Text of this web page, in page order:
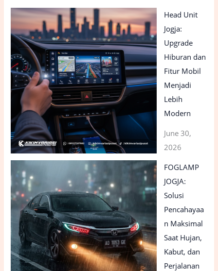
Head Unit
Jogja:
Upgrade
Hiburan dan
Fitur Mobil
Menjadi
Lebih
Modern
June 30,
2026
FOGLAMP
JOGJA:
Solusi
Pencahayaa
n Maksimal
Saat Hujan,
Kabut, dan
Perjalanan